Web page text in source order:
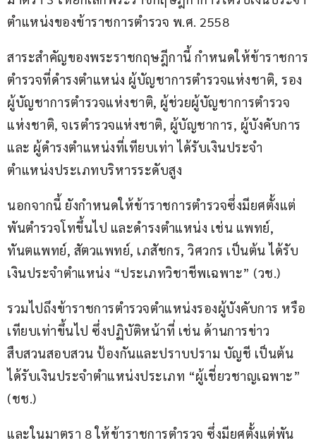
ตำแหน่งของข้าราชการตำรวจ พ.ศ. 2558
สาระสำคัญของพระราชกฤษฎีกานี้ กำหนดให้ข้าราชการ
ตำรวจที่ดำรงตำแหน่ง ผู้บัญชาการตำรวจแห่งชาติ, รอง
ผู้บัญชาการตำรวจแห่งชาติ, ผู้ช่วยผู้บัญชาการตำรวจ
แห่งชาติ, จเรตำรวจแห่งชาติ, ผู้บัญชาการ, ผู้บังคับการ
และ ผู้ดำรงตำแหน่งที่เทียบเท่า ได้รับเงินประจำ
ตำแหน่งประเภทบริหารระดับสูง
นอกจากนี้ ยังกำหนดให้ข้าราชการตำรวจซึ่งมียศตั้งแต่
พันตำรวจโทขึ้นไป และดำรงตำแหน่ง เช่น แพทย์,
ทันตแพทย์, สัตวแพทย์, เภสัชกร, วิศวกร เป็นต้น ได้รับ
เงินประจำตำแหน่ง “ประเภทวิชาชีพเฉพาะ” (วช.)
รวมไปถึงข้าราชการตำรวจตำแหน่งรองผู้บังคับการ หรือ
เทียบเท่าขึ้นไป ซึ่งปฏิบัติหน้าที่ เช่น ด้านการข่าว
สืบสวนสอบสวน ป้องกันและปราบปราม บัญชี เป็นต้น
ได้รับเงินประจำตำแหน่งประเภท “ผู้เชี่ยวชาญเฉพาะ”
(ชช.)
และในมาตรา 8 ให้ข้าราชการตำรวจ ซึ่งมียศตั้งแต่พัน